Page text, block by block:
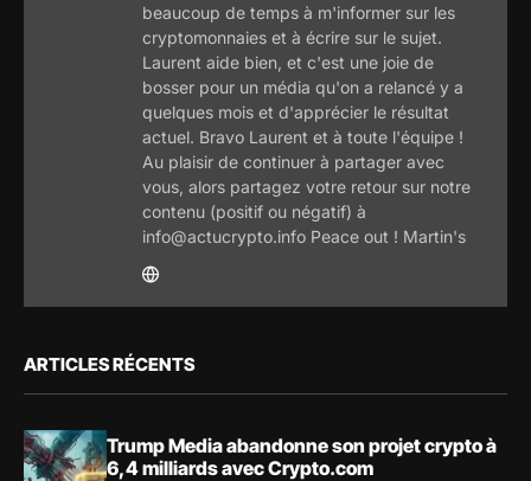
beaucoup de temps à m'informer sur les
cryptomonnaies et à écrire sur le sujet.
Laurent aide bien, et c'est une joie de
bosser pour un média qu'on a relancé y a
quelques mois et d'apprécier le résultat
actuel. Bravo Laurent et à toute l'équipe !
Au plaisir de continuer à partager avec
vous, alors partagez votre retour sur notre
contenu (positif ou négatif) à
info@actucrypto.info Peace out ! Martin's
ARTICLES RÉCENTS
Trump Media abandonne son projet crypto à
6,4 milliards avec Crypto.com